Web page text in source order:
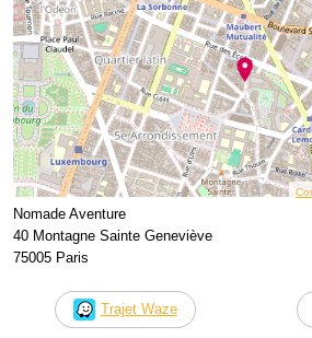
Nomade Aventure
40 Montagne Sainte Geneviève
75005 Paris
Trajet Waze